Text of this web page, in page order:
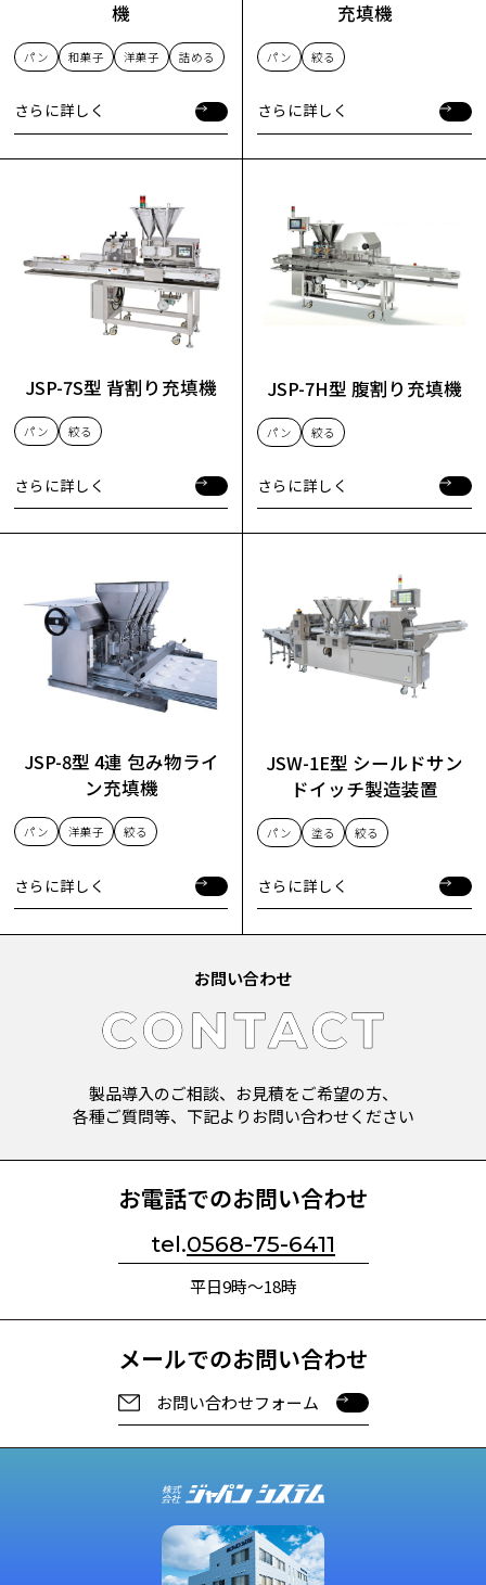
機
パン 和菓子 洋菓子 詰める
さらに詳しく
さらに詳しく
充填機
パン 絞る
さらに詳しく
さらに詳しく
JSP-7S型 背割り充填機
パン 絞る
さらに詳しく
さらに詳しく
JSP-7H型 腹割り充填機
パン 絞る
さらに詳しく
さらに詳しく
JSP-8型 4連 包み物ライ
ン充填機
パン 洋菓子 絞る
さらに詳しく
さらに詳しく
JSW-1E型 シールドサン
ドイッチ製造装置
パン 塗る 絞る
さらに詳しく
さらに詳しく
お問い合わせ
製品導入のご相談、お見積をご希望の方、
各種ご質問等、下記よりお問い合わせください
お電話でのお問い合わせ
tel.0568-75-6411
平日9時～18時
メールでのお問い合わせ
お問い合わせフォーム
お問い合わせフォーム